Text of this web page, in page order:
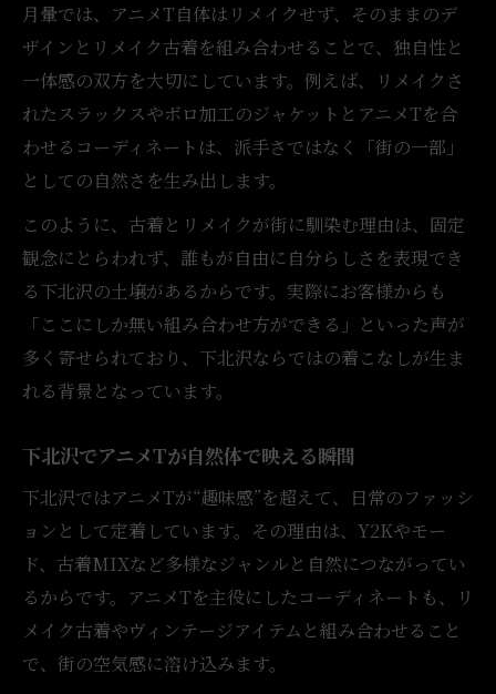
アニメTと古着が織りなす独自の流行
古着リメイク古着屋が流行に与える影響
リメイク古着がアニメTコーデの幅を広げる
古着リメイクのやり方で生まれる新トレン
ド
派手さより自然体を選ぶ下北沢の古着スタイリ
ング
古着リメイクで叶えるナチュラルな日常感
アニメTと古着が主役の自然体スタイル
下北沢流の飾らない古着リメイク術
古着リメイク古着屋が伝える自然な提案
古着リメイクが生み出すここにしかない着こな
し
古着リメイクが生む唯一無二の組み合わせ
アニメTと古着で叶える特別なスタイリング
古着リメイク古着屋で広がる個性の幅
古着リメイクやり方次第で変わる着こなし
リメイク古着が下北沢らしさを後押しする
月暈では、アニメT自体はリメイクせず、そのままのデ
ザインとリメイク古着を組み合わせることで、独自性と
一体感の双方を大切にしています。例えば、リメイクさ
れたスラックスやボロ加工のジャケットとアニメTを合
わせるコーディネートは、派手さではなく「街の一部」
としての自然さを生み出します。
このように、古着とリメイクが街に馴染む理由は、固定
観念にとらわれず、誰もが自由に自分らしさを表現でき
る下北沢の土壌があるからです。実際にお客様からも
「ここにしか無い組み合わせ方ができる」といった声が
多く寄せられており、下北沢ならではの着こなしが生ま
れる背景となっています。
下北沢でアニメTが自然体で映える瞬間
下北沢ではアニメTが“趣味感”を超えて、日常のファッシ
ョンとして定着しています。その理由は、Y2Kやモー
ド、古着MIXなど多様なジャンルと自然につながってい
るからです。アニメTを主役にしたコーディネートも、リ
メイク古着やヴィンテージアイテムと組み合わせること
で、街の空気感に溶け込みます。